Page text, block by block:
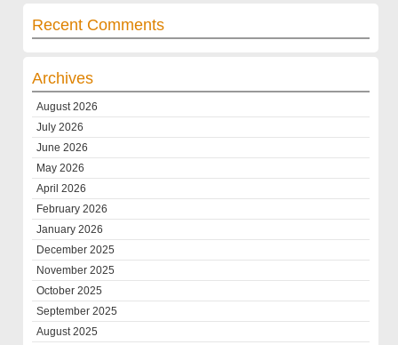
Recent Comments
Archives
August 2026
July 2026
June 2026
May 2026
April 2026
February 2026
January 2026
December 2025
November 2025
October 2025
September 2025
August 2025